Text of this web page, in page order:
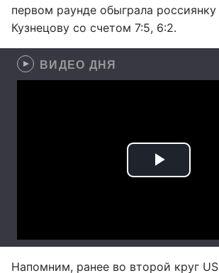
первом раунде обыграла
Кузнецову со счетом 7:5, 6:2.
ВИДЕО ДНЯ
Напомним, ранее во второй круг